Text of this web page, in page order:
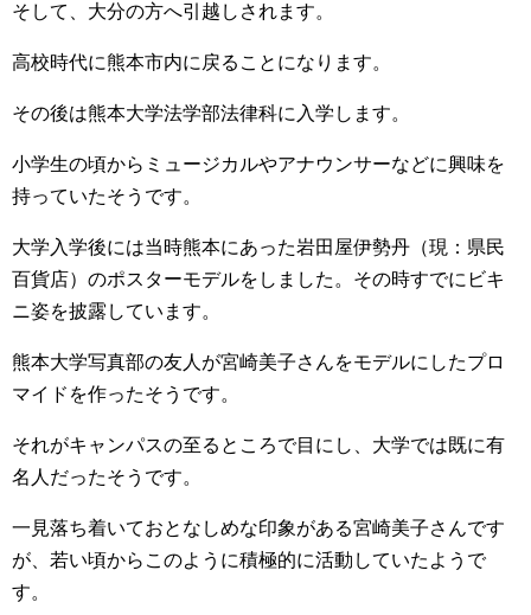
そして、大分の方へ引越しされます。
高校時代に熊本市内に戻ることになります。
その後は熊本大学法学部法律科に入学します。
小学生の頃からミュージカルやアナウンサーなどに興味を
持っていたそうです。
大学入学後には当時熊本にあった岩田屋伊勢丹（現：県民
百貨店）のポスターモデルをしました。その時すでにビキ
ニ姿を披露しています。
熊本大学写真部の友人が宮崎美子さんをモデルにしたプロ
マイドを作ったそうです。
それがキャンパスの至るところで目にし、大学では既に有
名人だったそうです。
一見落ち着いておとなしめな印象がある宮崎美子さんです
が、若い頃からこのように積極的に活動していたようで
す。